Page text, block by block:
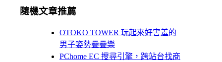
隨機文章推薦
OTOKO TOWER 玩起來好害羞的
男子姿勢疊疊樂
PChome EC 搜尋引擎，跨站台找商